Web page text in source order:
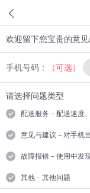
欢迎留下您宝贵的意
手机号码： （可选）
请选择问题类型
配送服务－配送速度
意见与建议－对手机
故障报错－使用中发
其他－其他问题